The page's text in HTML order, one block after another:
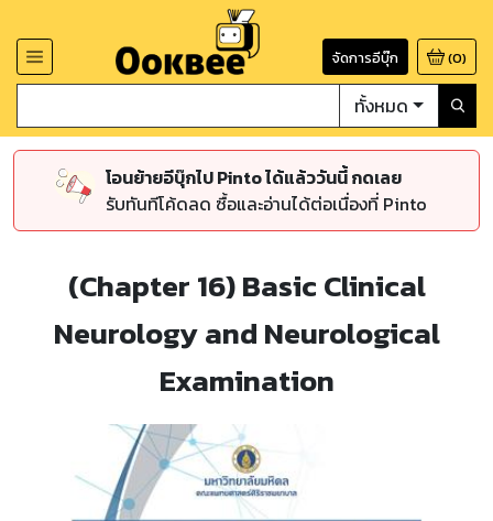
จัดการอีบุ๊ก (0)
ทั้งหมด
โอนย้ายอีบุ๊กไป Pinto ได้แล้ววันนี้ กดเลย
รับทันทีโค้ดลด ซื้อและอ่านได้ต่อเนื่องที่ Pinto
(Chapter 16) Basic Clinical
Neurology and Neurological
Examination